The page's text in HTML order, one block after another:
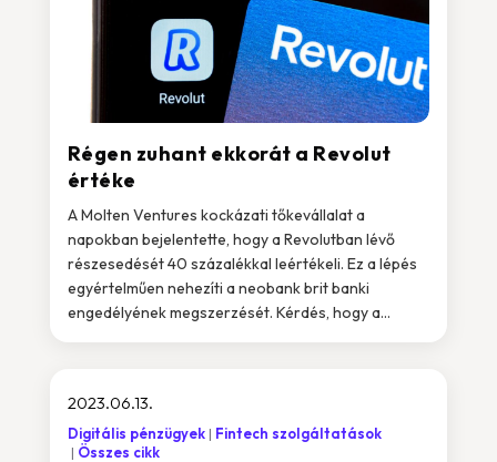
Régen zuhant ekkorát a Revolut
értéke
A Molten Ventures kockázati tőkevállalat a
napokban bejelentette, hogy a Revolutban lévő
részesedését 40 százalékkal leértékeli. Ez a lépés
egyértelműen nehezíti a neobank brit banki
engedélyének megszerzését. Kérdés, hogy a...
2023.06.13.
Digitális pénzügyek
Fintech szolgáltatások
Összes cikk